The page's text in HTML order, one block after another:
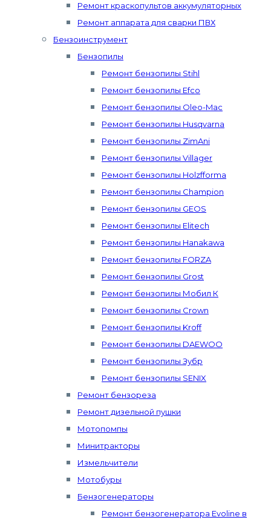
Ремонт краскопультов аккумуляторных
Ремонт аппарата для сварки ПВХ
Бензоинструмент
Бензопилы
Ремонт бензопилы Stihl
Ремонт бензопилы Efco
Ремонт бензопилы Oleo-Mac
Ремонт бензопилы Husqvarna
Ремонт бензопилы ZimAni
Ремонт бензопилы Villager
Ремонт бензопилы Holzfforma
Ремонт бензопилы Champion
Ремонт бензопилы GEOS
Ремонт бензопилы Elitech
Ремонт бензопилы Hanakawa
Ремонт бензопилы FORZA
Ремонт бензопилы Grost
Ремонт бензопилы Мобил К
Ремонт бензопилы Crown
Ремонт бензопилы Kroff
Ремонт бензопилы DAEWOO
Ремонт бензопилы Зубр
Ремонт бензопилы SENIX
Ремонт бензореза
Ремонт дизельной пушки
Мотопомпы
Минитракторы
Измельчители
Мотобуры
Бензогенераторы
Ремонт бензогенератора Evoline в